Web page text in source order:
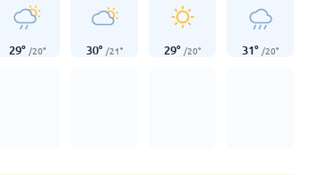
29° /20° 30° /21° 29° /20° 31° /20°